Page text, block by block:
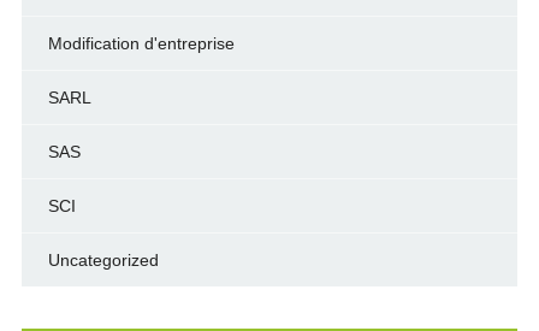
Modification d'entreprise
SARL
SAS
SCI
Uncategorized